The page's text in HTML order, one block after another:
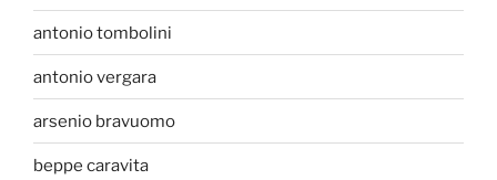
antonio tombolini
antonio vergara
arsenio bravuomo
beppe caravita